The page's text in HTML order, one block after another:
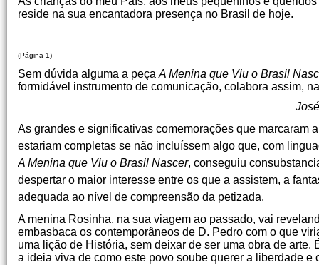
reside na sua encantadora presença no Brasil de hoje.
(Página 1)
Sem dúvida alguma a peça A Menina que Viu o Brasil
formidável instrumento de comunicação, colabora assim,
As grandes e significativas comemorações que marcaram
estariam completas se não incluíssem algo que, com
A Menina que Viu o Brasil Nascer, conseguiu
despertar o maior interesse entre os que a assistem, a
adequada ao nível de compreensão da petizada.
A menina Rosinha, na sua viagem ao passado, vai
embasbaca os contemporâneos de D. Pedro com o que
uma lição de História, sem deixar de ser uma obra de
a ideia viva de como este povo soube querer a liberdade